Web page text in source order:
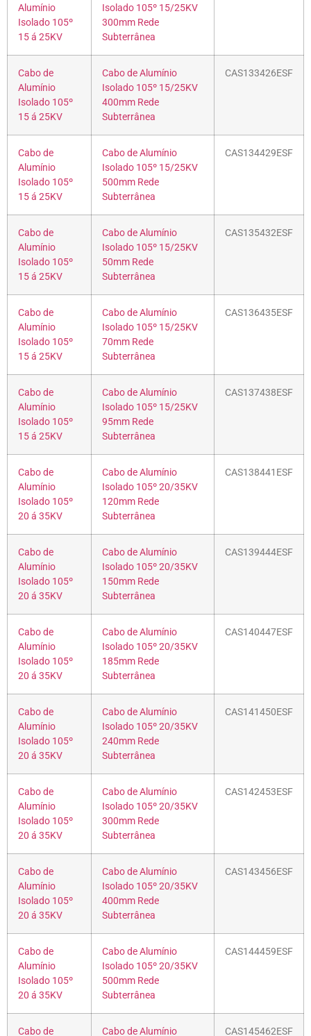
Alumínio
Isolado 105º
15 á 25KV
Isolado 105º 15/25KV
300mm Rede
Subterrânea
Cabo de
Alumínio
Isolado 105º
15 á 25KV
Cabo de Alumínio
Isolado 105º 15/25KV
400mm Rede
Subterrânea
CAS133426ESF
Cabo de
Alumínio
Isolado 105º
15 á 25KV
Cabo de Alumínio
Isolado 105º 15/25KV
500mm Rede
Subterrânea
CAS134429ESF
Cabo de
Alumínio
Isolado 105º
15 á 25KV
Cabo de Alumínio
Isolado 105º 15/25KV
50mm Rede
Subterrânea
CAS135432ESF
Cabo de
Alumínio
Isolado 105º
15 á 25KV
Cabo de Alumínio
Isolado 105º 15/25KV
70mm Rede
Subterrânea
CAS136435ESF
Cabo de
Alumínio
Isolado 105º
15 á 25KV
Cabo de Alumínio
Isolado 105º 15/25KV
95mm Rede
Subterrânea
CAS137438ESF
Cabo de
Alumínio
Isolado 105º
20 á 35KV
Cabo de Alumínio
Isolado 105º 20/35KV
120mm Rede
Subterrânea
CAS138441ESF
Cabo de
Alumínio
Isolado 105º
20 á 35KV
Cabo de Alumínio
Isolado 105º 20/35KV
150mm Rede
Subterrânea
CAS139444ESF
Cabo de
Alumínio
Isolado 105º
20 á 35KV
Cabo de Alumínio
Isolado 105º 20/35KV
185mm Rede
Subterrânea
CAS140447ESF
Cabo de
Alumínio
Isolado 105º
20 á 35KV
Cabo de Alumínio
Isolado 105º 20/35KV
240mm Rede
Subterrânea
CAS141450ESF
Cabo de
Alumínio
Isolado 105º
20 á 35KV
Cabo de Alumínio
Isolado 105º 20/35KV
300mm Rede
Subterrânea
CAS142453ESF
Cabo de
Alumínio
Isolado 105º
20 á 35KV
Cabo de Alumínio
Isolado 105º 20/35KV
400mm Rede
Subterrânea
CAS143456ESF
Cabo de
Alumínio
Isolado 105º
20 á 35KV
Cabo de Alumínio
Isolado 105º 20/35KV
500mm Rede
Subterrânea
CAS144459ESF
Cabo de Cabo de Alumínio CAS145462ESF